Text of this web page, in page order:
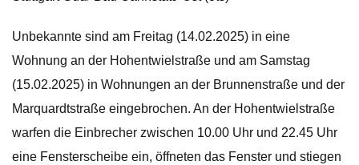
Unbekannte sind am Freitag (14.02.2025) in eine
Wohnung an der Hohentwielstraße und am Samstag
(15.02.2025) in Wohnungen an der Brunnenstraße und der
Marquardtstraße eingebrochen. An der Hohentwielstraße
warfen die Einbrecher zwischen 10.00 Uhr und 22.45 Uhr
eine Fensterscheibe ein, öffneten das Fenster und stiegen